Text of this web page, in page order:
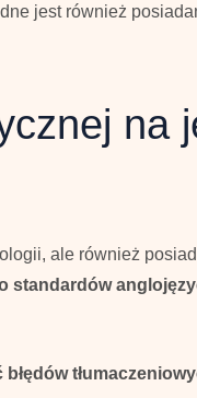
jest również
na
ale również
standardów